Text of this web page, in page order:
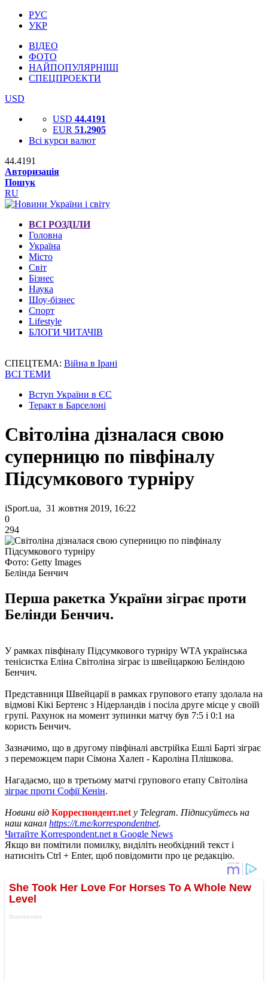
РУС
УКР
ВІДЕО
ФОТО
НАЙПОПУЛЯРНІШІ
СПЕЦПРОЕКТИ
USD
USD 44.4191
EUR 51.2905
Всі курси валют
44.4191
Авторизація
Пошук
RU
ВСІ РОЗДІЛИ
Головна
Україна
Місто
Світ
Бізнес
Наука
Шоу-бізнес
Спорт
Lifestyle
БЛОГИ ЧИТАЧІВ
СПЕЦТЕМА: Війна в Ірані
ВСІ ТЕМИ
Вступ України в ЄС
Теракт в Барселоні
Світоліна дізналася свою
суперницю по півфіналу
Підсумкового турніру
iSport.ua, 31 жовтня 2019, 16:22
0
294
Фото: Getty Images
Белінда Бенчич
Перша ракетка України зіграє проти
Белінди Бенчич.
У рамках півфіналу Підсумкового турніру WTA українська
тенісистка Еліна Світоліна зіграє із швейцаркою Беліндою
Бенчич.
Представниця Швейцарії в рамках групового етапу здолала на
відмові Кікі Бертенс з Нідерландів і посіла друге місце у своїй
групі. Рахунок на момент зупинки матчу був 7:5 і 0:1 на
користь Бенчич.
Зазначимо, що в другому півфіналі австрійка Ешлі Барті зіграє
з переможцем пари Сімона Халеп - Кароліна Плішкова.
Нагадаємо, що в третьому матчі групового етапу Світоліна
зіграє проти Софії Кенін.
Новини від Корреспондент.net у Telegram. Підписуйтесь на
наш канал https://t.me/korrespondentnet.
Читайте Korrespondent.net в Google News
Якщо ви помітили помилку, виділіть необхідний текст і
натисніть Ctrl + Enter, щоб повідомити про це редакцію.